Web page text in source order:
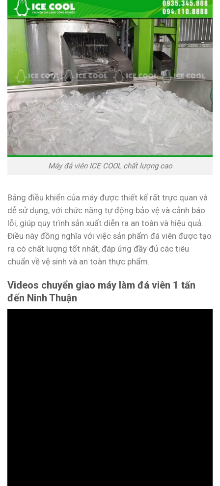
Máy đá viên ICE COOL chất lượng cao
Bảng điều khiển của máy được thiết kế rất trực quan và
dễ sử dụng, với chức năng tự động bảo vệ và cảnh báo
lỗi, giúp quy trình sản xuất diễn ra an toàn và hiệu quả.
Điều này đồng nghĩa với việc sản phẩm đá viên được tạo
ra có chất lượng tốt nhất, đáp ứng đầy đủ các tiêu
chuẩn về vệ sinh và an toàn thực phẩm.
Videos chuyển giao máy làm đá viên 1 tấn
đến Ninh Thuận